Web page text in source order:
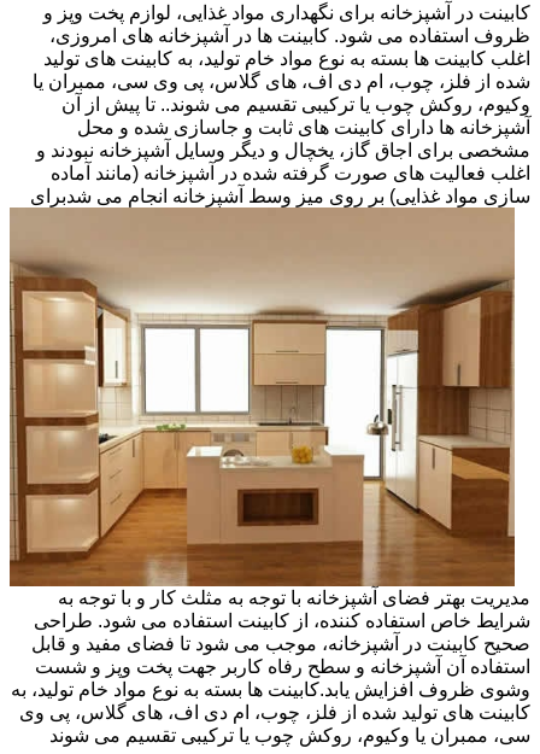
کابینت در آشپزخانه برای نگهداری مواد غذایی، لوازم پخت وپز و
ظروف استفاده می شود. کابینت ها در آشپزخانه های امروزی،
اغلب کابینت ها بسته به نوع مواد خام تولید، به کابینت های تولید
شده از فلز، چوب، ام دی اف، های گلاس، پی وی سی، ممبران یا
وکیوم، روکش چوب یا ترکیبی تقسیم می شوند.. تا پیش از آن
آشپزخانه ها دارای کابینت های ثابت و جاسازی شده و محل
مشخصی برای اجاق گاز، یخچال و دیگر وسایل آشپزخانه نبودند و
اغلب فعالیت های صورت گرفته شده در آشپزخانه (مانند آماده
سازی مواد غذایی) بر روی میز وسط آشپزخانه انجام می شدبرای
مدیریت بهتر فضای آشپزخانه با توجه به مثلث کار و با توجه به
شرایط خاص استفاده کننده، از کابینت استفاده می شود. طراحی
صحیح کابینت در آشپزخانه، موجب می شود تا فضای مفید و قابل
استفاده آن آشپزخانه و سطح رفاه کاربر جهت پخت وپز و شست
وشوی ظروف افزایش یابد.کابینت ها بسته به نوع مواد خام تولید، به
کابینت های تولید شده از فلز، چوب، ام دی اف، های گلاس، پی وی
سی، ممبران یا وکیوم، روکش چوب یا ترکیبی تقسیم می شوند